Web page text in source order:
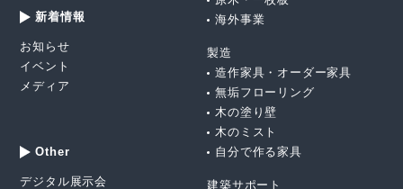
新着情報
お知らせ
イベント
メディア
海外事業
製造
造作家具・オーダー家具
無垢フローリング
木の塗り壁
木のミスト
自分で作る家具
建築サポート
Other
デジタル展示会